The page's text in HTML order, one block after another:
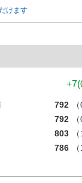
けます
792
792
803
786